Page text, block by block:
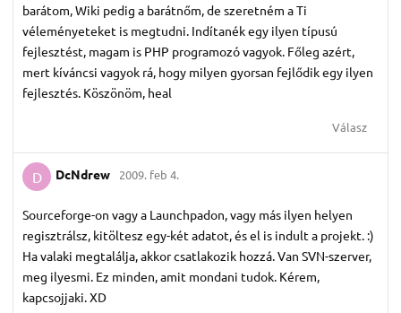
barátom, Wiki pedig a barátnőm, de szeretném a Ti
véleményeteket is megtudni. Indítanék egy ilyen típusú
fejlesztést, magam is PHP programozó vagyok. Főleg azért,
mert kíváncsi vagyok rá, hogy milyen gyorsan fejlődik egy ilyen
fejlesztés. Köszönöm, heal
Válasz
D DcNdrew 2009. feb 4.
Sourceforge-on vagy a Launchpadon, vagy más ilyen helyen
regisztrálsz, kitöltesz egy-két adatot, és el is indult a projekt. :)
Ha valaki megtalálja, akkor csatlakozik hozzá. Van SVN-szerver,
meg ilyesmi. Ez minden, amit mondani tudok. Kérem,
kapcsojjaki. XD